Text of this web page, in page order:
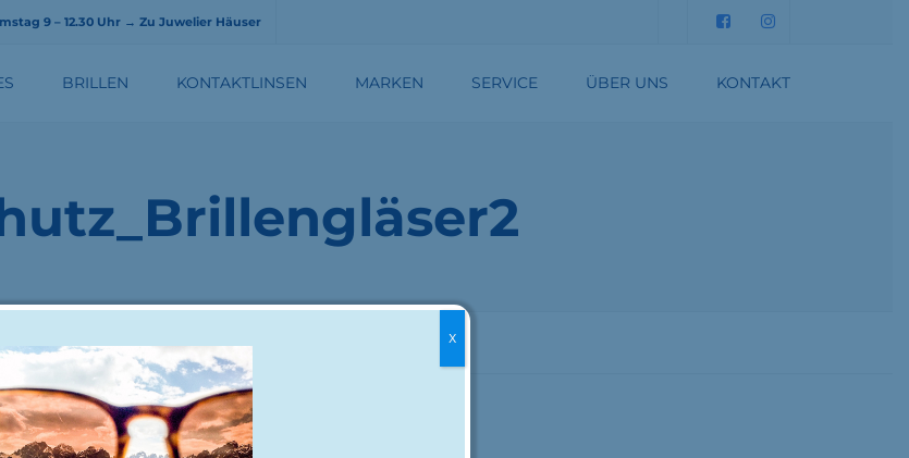
9 – 12.30 Uhr → Zu Juwelier Häuser
Submit
BRILLEN KONTAKTLINSEN MARKEN SERVICE ÜBER UNS KONTAKT
X